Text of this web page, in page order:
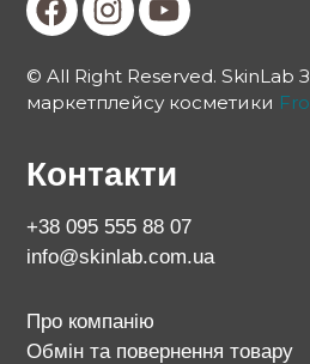
© All Right Reserved. SkinLab
маркетплейсу косметики
Контакти
+38 095 555 88 07
info@skinlab.com.ua
Про компанію
Обмін та повернення товару